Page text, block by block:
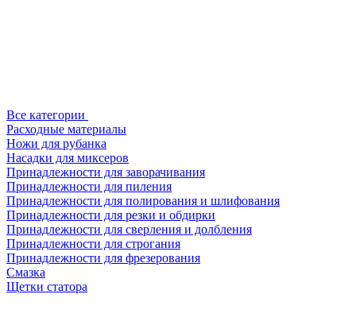
Все категории
Расходные материалы
Ножи для рубанка
Насадки для миксеров
Принадлежности для заворачивания
Принадлежности для пиления
Принадлежности для полирования и шлифования
Принадлежности для резки и обдирки
Принадлежности для сверления и долбления
Принадлежности для строгания
Принадлежности для фрезерования
Смазка
Щетки статора